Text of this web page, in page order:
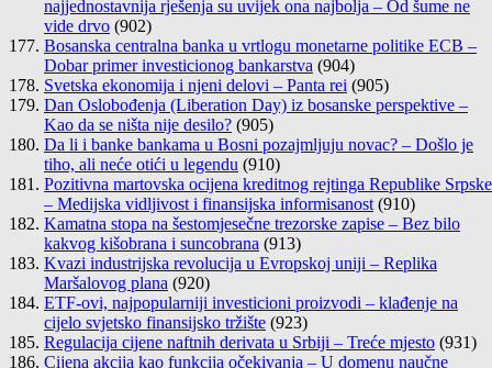
najjednostavnija rješenja su uvijek ona najbolja – Od šume ne
vide drvo (902)
Bosanska centralna banka u vrtlogu monetarne politike ECB –
Dobar primer investicionog bankarstva (904)
Svetska ekonomija i njeni delovi – Panta rei (905)
Dan Oslobođenja (Liberation Day) iz bosanske perspektive –
Kao da se ništa nije desilo? (905)
Da li i banke bankama u Bosni pozajmljuju novac? – Došlo je
tiho, ali neće otići u legendu (910)
Pozitivna martovska ocijena kreditnog rejtinga Republike Srpske
– Medijska vidljivost i finansijska informisanost (910)
Kamatna stopa na šestomjesečne trezorske zapise – Bez bilo
kakvog kišobrana i suncobrana (913)
Kvazi industrijska revolucija u Evropskoj uniji – Replika
Maršalovog plana (920)
ETF-ovi, najpopularniji investicioni proizvodi – klađenje na
cijelo svjetsko finansijsko tržište (923)
Regulacija cijene naftnih derivata u Srbiji – Treće mjesto (931)
Cijena akcija kao funkcija očekivanja – U domenu naučne